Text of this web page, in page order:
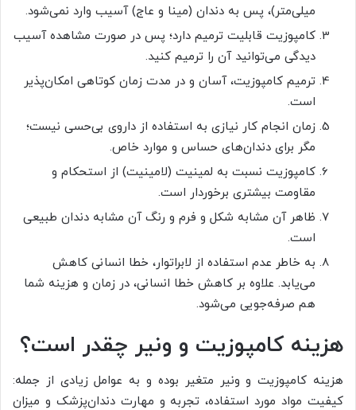
میلی‌متر)، پس به دندان (مینا و عاج) آسیب وارد نمی‌شود.
کامپوزیت قابلیت ترمیم دارد؛ پس در صورت مشاهده آسیب‌
دیدگی می‌توانید آن را ترمیم کنید.
ترمیم کامپوزیت، آسان و در مدت زمان کوتاهی امکان‌پذیر
است.
زمان انجام کار نیازی به استفاده از داروی بی‌حسی نیست؛
مگر برای دندان‌های حساس و موارد خاص.
کامپوزیت نسبت به لمینیت (لامینیت) از استحکام و
مقاومت بیشتری برخوردار است.
ظاهر آن مشابه شکل و فرم و رنگ آن مشابه دندان طبیعی
است.
به خاطر عدم استفاده از لابراتوار، خطا انسانی کاهش
می‌یابد. علاوه بر کاهش خطا انسانی، در زمان و هزینه شما
هم صرفه‌جویی می‌شود.
هزینه کامپوزیت و ونیر چقدر است؟
هزینه کامپوزیت و ونیر متغیر بوده و به عوامل زیادی از جمله:
کیفیت مواد مورد استفاده، تجربه و مهارت دندان‌پزشک و میزان